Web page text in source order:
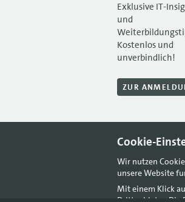
Exklusive IT-
und
Kostenlos und
unverbindlich!
ZUR
Cookie-
Wir nutzen
unsere Website
Mit einem Klick